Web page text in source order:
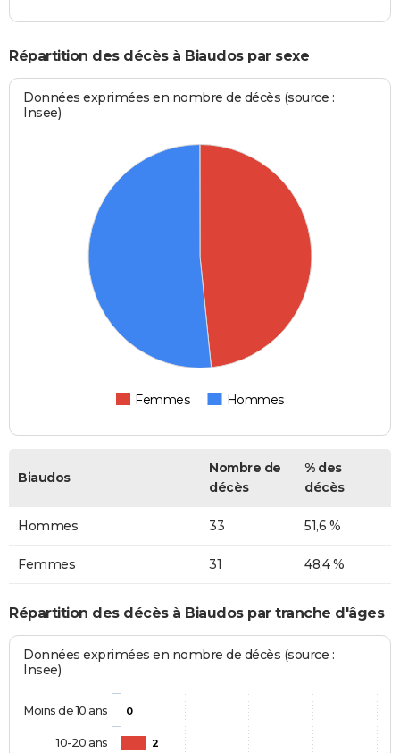
Répartition des décès à Biaudos par sexe
Données exprimées en nombre de décès (source :
Insee)
Femmes Hommes
Biaudos
Nombre de
décès
% des
décès
Hommes 33 51,6 %
Femmes 31 48,4 %
Répartition des décès à Biaudos par tranche d'âges
Données exprimées en nombre de décès (source :
Insee)
0
2
Moins de 10 ans
10-20 ans